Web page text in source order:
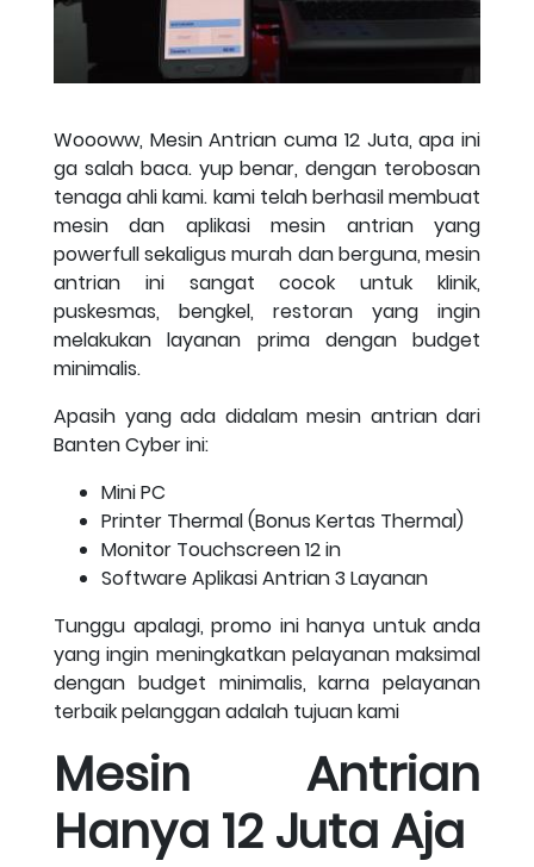
Woooww, Mesin Antrian cuma 12 Juta, apa ini
ga salah baca. yup benar, dengan terobosan
tenaga ahli kami. kami telah berhasil membuat
mesin dan aplikasi mesin antrian yang
powerfull sekaligus murah dan berguna, mesin
antrian ini sangat cocok untuk klinik,
puskesmas, bengkel, restoran yang ingin
melakukan layanan prima dengan budget
minimalis.
Apasih yang ada didalam mesin antrian dari
Banten Cyber ini:
Mini PC
Printer Thermal (Bonus Kertas Thermal)
Monitor Touchscreen 12 in
Software Aplikasi Antrian 3 Layanan
Tunggu apalagi, promo ini hanya untuk anda
yang ingin meningkatkan pelayanan maksimal
dengan budget minimalis, karna pelayanan
terbaik pelanggan adalah tujuan kami
Mesin Antrian
Hanya 12 Juta Aja